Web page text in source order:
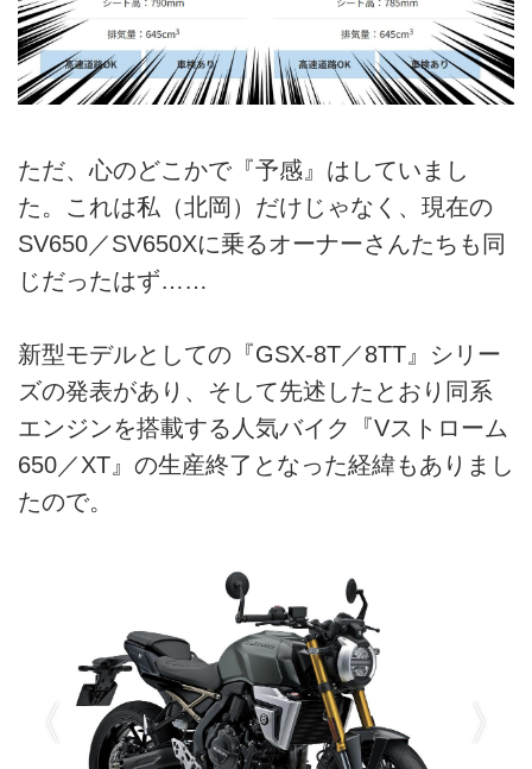
ただ、心のどこかで『予感』はしていまし
た。これは私（北岡）だけじゃなく、現在の
SV650／SV650Xに乗るオーナーさんたちも同
じだったはず……
新型モデルとしての『GSX-8T／8TT』シリー
ズの発表があり、そして先述したとおり同系
エンジンを搭載する人気バイク『Vストローム
650／XT』の生産終了となった経緯もありまし
たので。